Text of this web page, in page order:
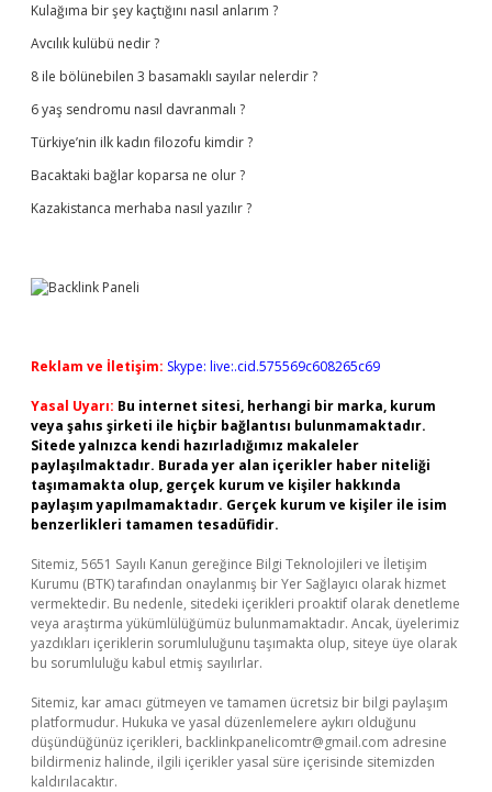
Kulağıma bir şey kaçtığını nasıl anlarım ?
Avcılık kulübü nedir ?
8 ile bölünebilen 3 basamaklı sayılar nelerdir ?
6 yaş sendromu nasıl davranmalı ?
Türkiye’nin ilk kadın filozofu kimdir ?
Bacaktaki bağlar koparsa ne olur ?
Kazakistanca merhaba nasıl yazılır ?
Reklam ve İletişim: Skype: live:.cid.575569c608265c69
Yasal Uyarı: Bu internet sitesi, herhangi bir marka, kurum
veya şahıs şirketi ile hiçbir bağlantısı bulunmamaktadır.
Sitede yalnızca kendi hazırladığımız makaleler
paylaşılmaktadır. Burada yer alan içerikler haber niteliği
taşımamakta olup, gerçek kurum ve kişiler hakkında
paylaşım yapılmamaktadır. Gerçek kurum ve kişiler ile isim
benzerlikleri tamamen tesadüfidir.
Sitemiz, 5651 Sayılı Kanun gereğince Bilgi Teknolojileri ve İletişim
Kurumu (BTK) tarafından onaylanmış bir Yer Sağlayıcı olarak hizmet
vermektedir. Bu nedenle, sitedeki içerikleri proaktif olarak denetleme
veya araştırma yükümlülüğümüz bulunmamaktadır. Ancak, üyelerimiz
yazdıkları içeriklerin sorumluluğunu taşımakta olup, siteye üye olarak
bu sorumluluğu kabul etmiş sayılırlar.
Sitemiz, kar amacı gütmeyen ve tamamen ücretsiz bir bilgi paylaşım
platformudur. Hukuka ve yasal düzenlemelere aykırı olduğunu
düşündüğünüz içerikleri, backlinkpanelicomtr@gmail.com adresine
bildirmeniz halinde, ilgili içerikler yasal süre içerisinde sitemizden
kaldırılacaktır.